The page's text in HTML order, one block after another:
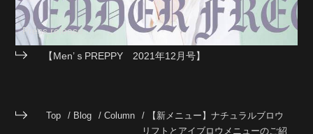
Press release
【Men’ｓPREPPY 2021年12月号】
Top Blog Column
【新メニュー】ナチュラルブロウ
リフトとアイブロウメニューのご紹